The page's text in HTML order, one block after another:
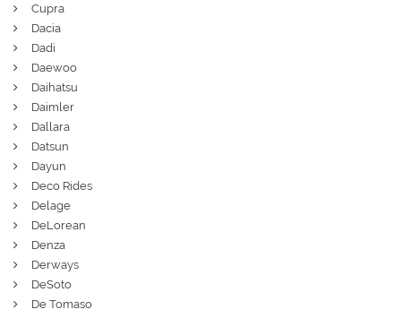
Cupra
Dacia
Dadi
Daewoo
Daihatsu
Daimler
Dallara
Datsun
Dayun
Deco Rides
Delage
DeLorean
Denza
Derways
DeSoto
De Tomaso